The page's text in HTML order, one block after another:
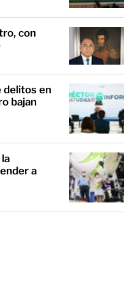
con
delitos en
bajan
a